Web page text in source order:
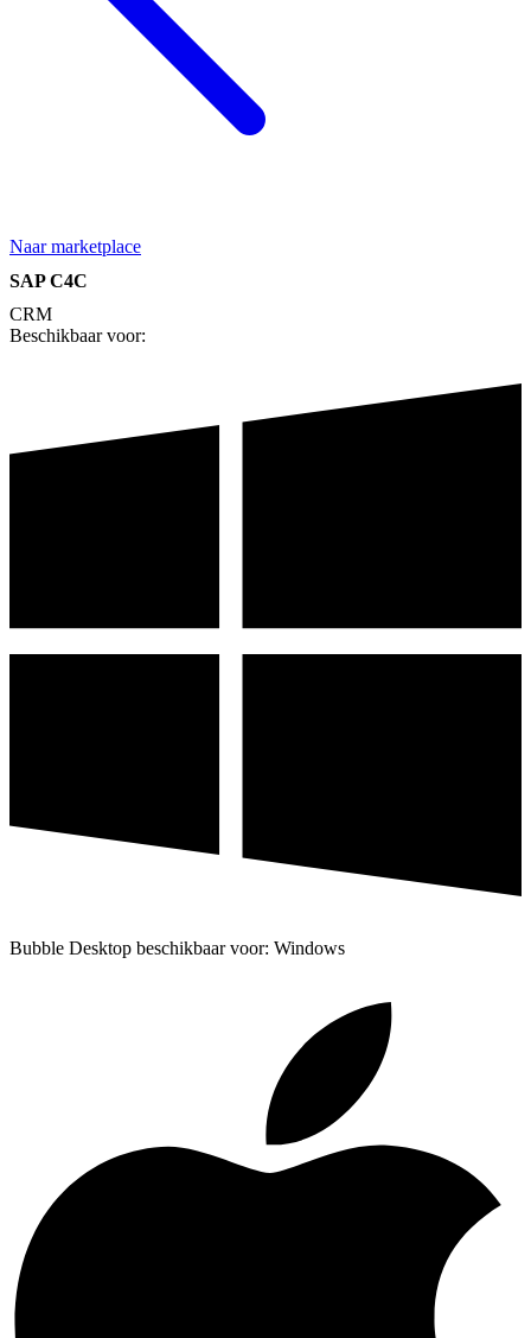
Naar marketplace
SAP C4C
CRM
Beschikbaar voor:
Bubble Desktop beschikbaar voor: Windows